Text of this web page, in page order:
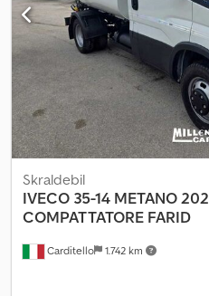
Carditello 1.742 km
Skraldebil
IVECO 35-14 METANO
COMPATTATORE FARID